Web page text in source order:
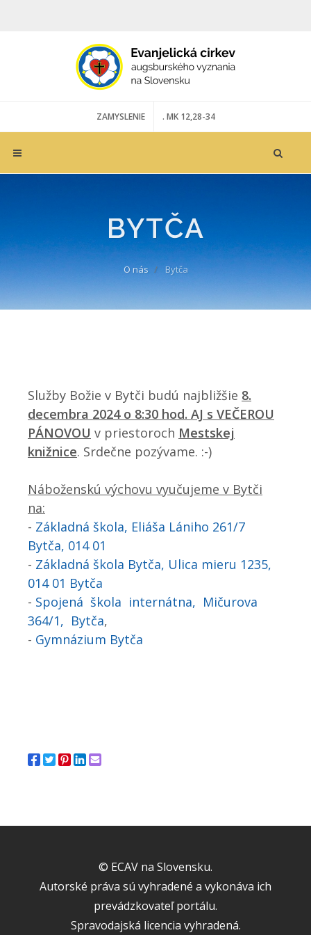
ZAMYSLENIE . MK 12,28-34
BYTČA
O nás Bytča
Služby Božie v Bytči budú najbližšie 8.
decembra 2024 o 8:30 hod. AJ s VEČEROU
PÁNOVOU v priestoroch Mestskej
knižnice. Srdečne pozývame. :-)
Náboženskú výchovu vyučujeme v Bytči
na:
- Základná škola, Eliáša Lániho 261/7
Bytča, 014 01
- Základná škola Bytča, Ulica mieru 1235,
014 01 Bytča
- Spojená škola internátna, Mičurova
364/1, Bytča,
- Gymnázium Bytča
© ECAV na Slovensku.
Autorské práva sú vyhradené a vykonáva ich
prevádzkovateľ portálu.
Spravodajská licencia vyhradená.